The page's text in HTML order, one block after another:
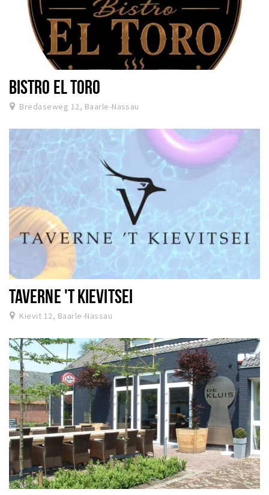
BISTRO EL TORO
Bredaseweg 12, Baarle-Nassau
TAVERNE 'T KIEVITSEI
Kievit 12, Baarle-Nassau